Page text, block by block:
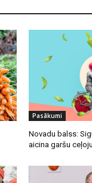
Pasākumi
Novadu balss:
aicina garšu